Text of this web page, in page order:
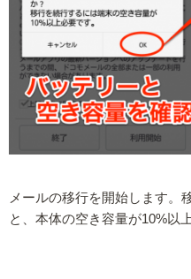
メールの移行を開始します。
と、本体の空き容量が10%以